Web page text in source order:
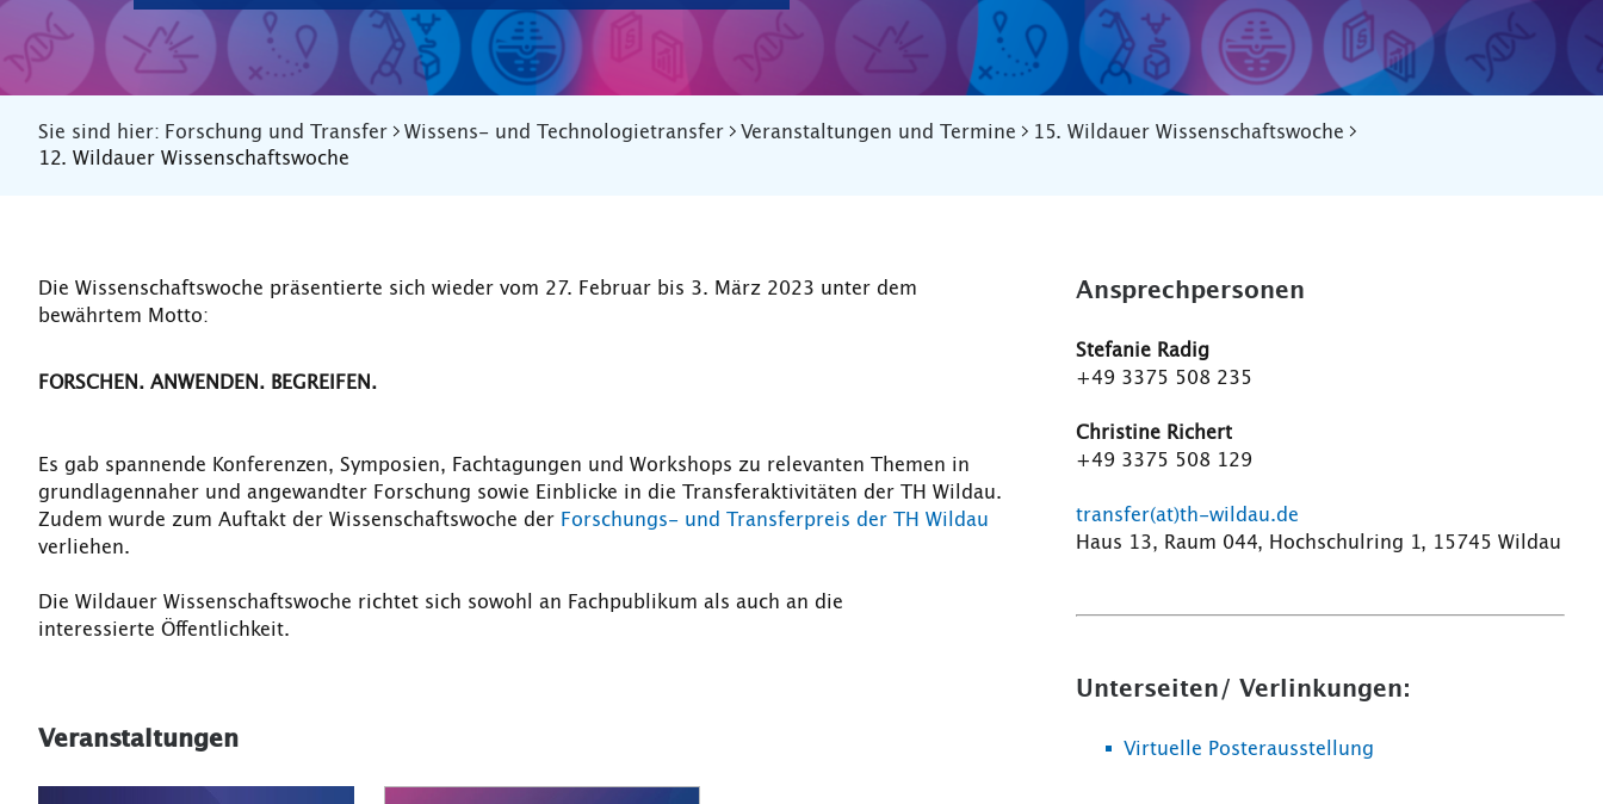
Sie sind hier: Forschung und Transfer Wissens- und Technologietransfer Veranstaltungen und Termine
15. Wildauer Wissenschaftswoche
12. Wildauer Wissenschaftswoche
Die Wissenschaftswoche präsentierte sich wieder vom 27. Februar bis 3. März 2023 unter dem
bewährtem Motto:
FORSCHEN. ANWENDEN. BEGREIFEN.
Es gab spannende Konferenzen, Symposien, Fachtagungen und Workshops zu relevanten Themen in
grundlagennaher und angewandter Forschung sowie Einblicke in die Transferaktivitäten der TH Wildau.
Zudem wurde zum Auftakt der Wissenschaftswoche der Forschungs- und Transferpreis der TH Wildau
verliehen.
Die Wildauer Wissenschaftswoche richtet sich sowohl an Fachpublikum als auch an die
interessierte Öffentlichkeit.
Veranstaltungen
Ansprechpersonen
Stefanie Radig
+49 3375 508 235
Christine Richert
+49 3375 508 129
transfer(at)th-wildau.de
Haus 13, Raum 044, Hochschulring 1, 15745 Wildau
Unterseiten/ Verlinkungen:
Virtuelle Posterausstellung